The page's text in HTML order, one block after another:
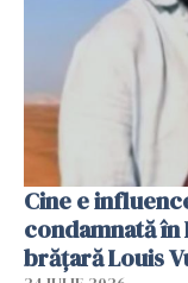
Cine e
condamnată în
brățară Louis